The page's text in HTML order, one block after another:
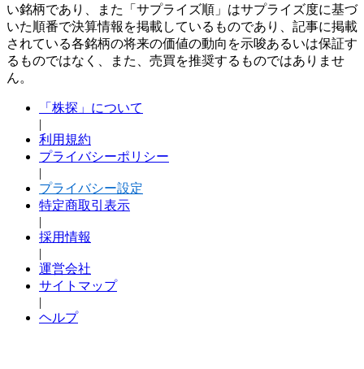
い銘柄であり、また「サプライズ順」はサプライズ度に基づ
いた順番で決算情報を掲載しているものであり、記事に掲載
されている各銘柄の将来の価値の動向を示唆あるいは保証す
るものではなく、また、売買を推奨するものではありませ
ん。
「株探」について
|
利用規約
プライバシーポリシー
|
プライバシー設定
特定商取引表示
|
採用情報
|
運営会社
サイトマップ
|
ヘルプ